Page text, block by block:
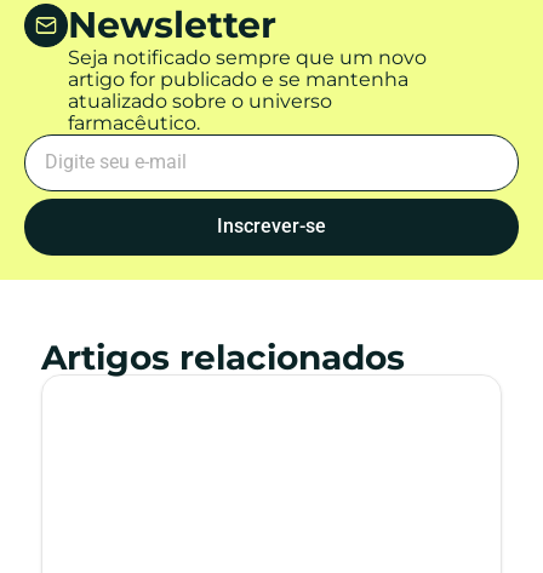
Newsletter
Seja notificado sempre que um novo
artigo for publicado e se mantenha
atualizado sobre o universo
farmacêutico.
Inscrever-se
Artigos relacionados